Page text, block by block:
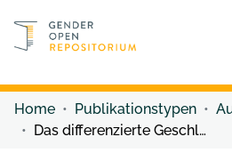
Discover content
Home Publikationstypen
Das differenzierte Geschlechterverständnis der Antike